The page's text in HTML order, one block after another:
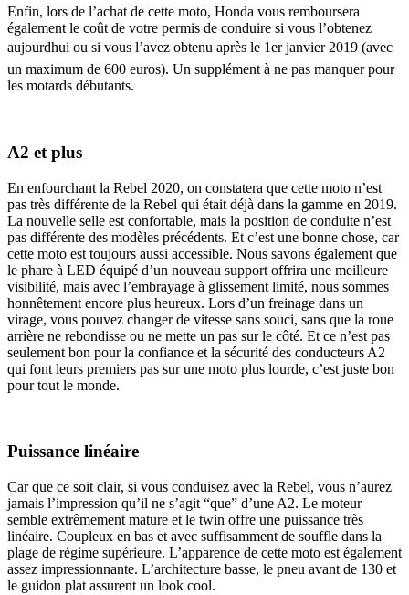
Enfin, lors de l’achat de cette moto, Honda vous remboursera
également le coût de votre permis de conduire si vous l’obtenez
aujourdhui ou si vous l’avez obtenu après le 1er janvier 2019 (avec
un maximum de 600 euros). Un supplément à ne pas manquer pour
les motards débutants.
A2 et plus
En enfourchant la Rebel 2020, on constatera que cette moto n’est
pas très différente de la Rebel qui était déjà dans la gamme en 2019.
La nouvelle selle est confortable, mais la position de conduite n’est
pas différente des modèles précédents. Et c’est une bonne chose, car
cette moto est toujours aussi accessible. Nous savons également que
le phare à LED équipé d’un nouveau support offrira une meilleure
visibilité, mais avec l’embrayage à glissement limité, nous sommes
honnêtement encore plus heureux. Lors d’un freinage dans un
virage, vous pouvez changer de vitesse sans souci, sans que la roue
arrière ne rebondisse ou ne mette un pas sur le côté. Et ce n’est pas
seulement bon pour la confiance et la sécurité des conducteurs A2
qui font leurs premiers pas sur une moto plus lourde, c’est juste bon
pour tout le monde.
Puissance linéaire
Car que ce soit clair, si vous conduisez avec la Rebel, vous n’aurez
jamais l’impression qu’il ne s’agit “que” d’une A2. Le moteur
semble extrêmement mature et le twin offre une puissance très
linéaire. Coupleux en bas et avec suffisamment de souffle dans la
plage de régime supérieure. L’apparence de cette moto est également
assez impressionnante. L’architecture basse, le pneu avant de 130 et
le guidon plat assurent un look cool.